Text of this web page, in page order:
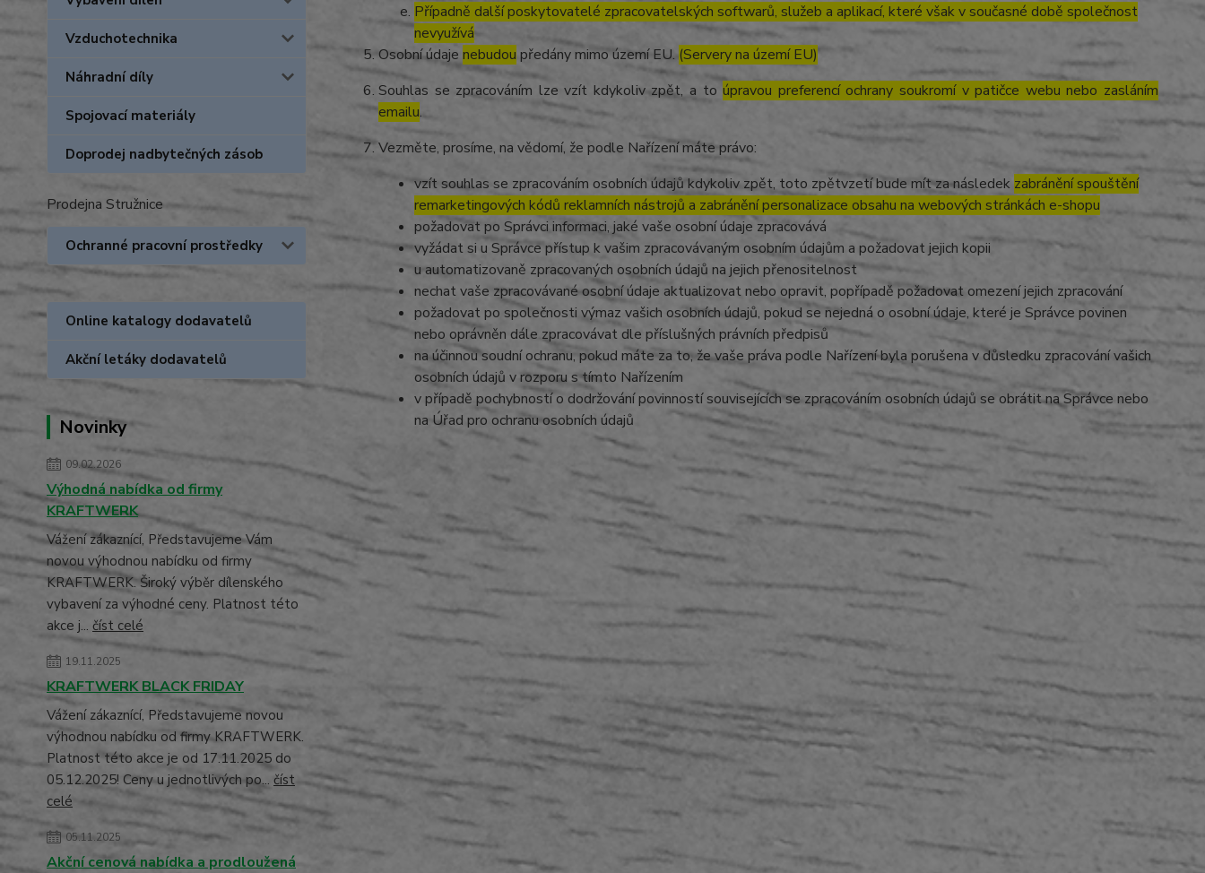
Vzduchotechnika
Náhradní díly
Spojovací materiály
Doprodej nadbytečných zásob
Prodejna Stružnice
Ochranné pracovní prostředky
Online katalogy dodavatelů
Akční letáky dodavatelů
Novinky
09.02.2026
Výhodná nabídka od firmy
KRAFTWERK
Vážení zákaznící, Představujeme Vám
novou výhodnou nabídku od firmy
KRAFTWERK. Široký výběr dílenského
vybavení za výhodné ceny. Platnost této
akce j... číst celé
19.11.2025
KRAFTWERK BLACK FRIDAY
Vážení zákaznící, Představujeme novou
výhodnou nabídku od firmy KRAFTWERK.
Platnost této akce je od 17.11.2025 do
05.12.2025! Ceny u jednotlivých po... číst
celé
05.11.2025
Akční cenová nabídka a prodloužená
Případně další poskytovatelé zpracovatelských softwarů, služeb a aplikací, které však v současné době společnost
nevyužívá
Osobní údaje nebudou předány mimo území EU. (Servery na území EU)
Souhlas se zpracováním lze vzít kdykoliv zpět, a toúpravou preferencí ochrany soukromí v patičce webu nebo zasláním
emailu.
Vezměte, prosíme, na vědomí, že podle Nařízení máte právo:
vzít souhlas se zpracováním osobních údajů kdykoliv zpět, toto zpětvzetí bude mít za následek zabránění spouštění
remarketingových kódů reklamních nástrojů a zabránění personalizace obsahu na webových stránkách e-shopu
požadovat po Správci informaci, jaké vaše osobní údaje zpracovává
vyžádat si u Správce přístup k vašim zpracovávaným osobním údajům a požadovat jejich kopii
u automatizovaně zpracovaných osobních údajů na jejich přenositelnost
nechat vaše zpracovávané osobní údaje aktualizovat nebo opravit, popřípadě požadovat omezení jejich zpracování
požadovat po společnosti výmaz vašich osobních údajů, pokud se nejedná o osobní údaje, které je Správce povinen
nebo oprávněn dále zpracovávat dle příslušných právních předpisů
na účinnou soudní ochranu, pokud máte za to, že vaše práva podle Nařízení byla porušena v důsledku zpracování vašich
osobních údajů v rozporu s tímto Nařízením
v případě pochybností o dodržování povinností souvisejících se zpracováním osobních údajů se obrátit na Správce nebo
na Úřad pro ochranu osobních údajů